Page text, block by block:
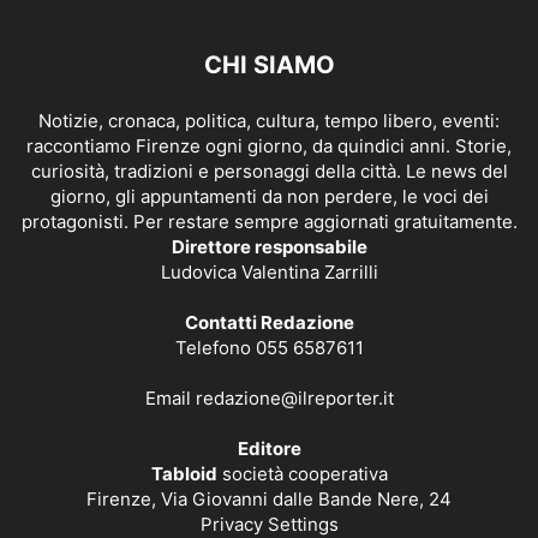
CHI SIAMO
Notizie, cronaca, politica, cultura, tempo libero, eventi:
raccontiamo Firenze ogni giorno, da quindici anni. Storie,
curiosità, tradizioni e personaggi della città. Le news del
giorno, gli appuntamenti da non perdere, le voci dei
protagonisti. Per restare sempre aggiornati gratuitamente.
Direttore responsabile
Ludovica Valentina Zarrilli
Contatti Redazione
Telefono 055 6587611
Email redazione@ilreporter.it
Editore
Tabloid società cooperativa
Firenze, Via Giovanni dalle Bande Nere, 24
Privacy Settings